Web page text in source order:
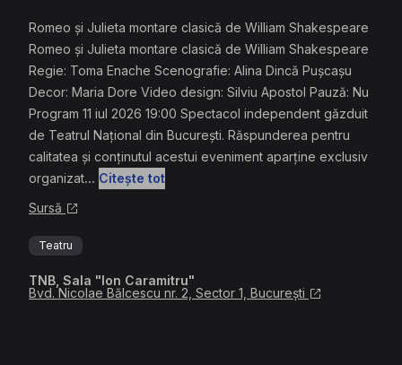
Romeo și Julieta montare clasică de William Shakespeare
Romeo și Julieta montare clasică de William Shakespeare
Regie: Toma Enache Scenografie: Alina Dincă Pușcașu
Decor: Maria Dore Video design: Silviu Apostol Pauză: Nu
Program 11 iul 2026 19:00 Spectacol independent găzduit
de Teatrul Național din București. Răspunderea pentru
calitatea și conținutul acestui eveniment aparține exclusiv
organizat... Citește tot
Sursă
Teatru
TNB, Sala "Ion Caramitru"
Bvd. Nicolae Bălcescu nr. 2, Sector 1, București